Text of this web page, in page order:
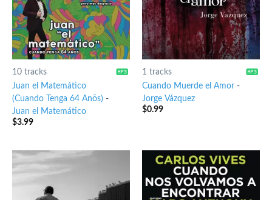
10 tracks
Juan el Matemático
(Cuando Tenga 64 Anõs) -
Juan el Matemático
$3.99
1 tracks
Cuando Muerde el Amor-
Jorge Vázquez
$0.99